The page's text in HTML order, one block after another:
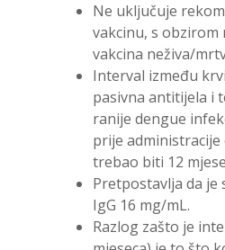
Ne uključuje
vakcinu, s obzirom
vakcina neživa/
Interval između
pasivna antitijela i
ranije dengue
prije administracije
trebao biti 12
Pretpostavlja da je
IgG 16 mg/mL.
Razlog zašto je